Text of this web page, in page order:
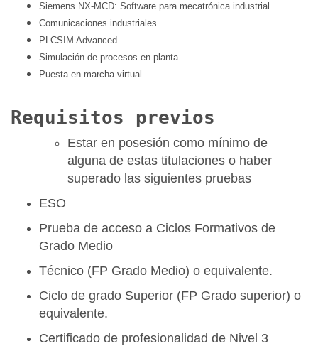
Siemens NX-MCD: Software para mecatrónica industrial
Comunicaciones industriales
PLCSIM Advanced
Simulación de procesos en planta
Puesta en marcha virtual
Requisitos previos
Estar en posesión como mínimo de
alguna de estas titulaciones o haber
superado las siguientes pruebas
ESO
Prueba de acceso a Ciclos Formativos de
Grado Medio
Técnico (FP Grado Medio) o equivalente.
Ciclo de grado Superior (FP Grado superior) o
equivalente.
Certificado de profesionalidad de Nivel 3